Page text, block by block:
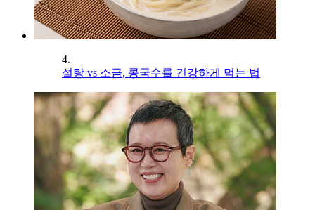
4.
설탕 vs 소금, 콩국수를 건강하게 먹는 법